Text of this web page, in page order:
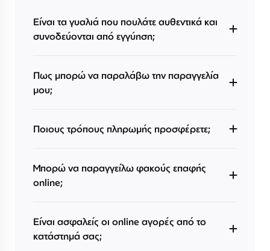
Είναι τα γυαλιά που πουλάτε αυθεντικά και
συνοδεύονται από εγγύηση;
Πως μπορώ να παραλάβω την παραγγελία
μου;
Ποιους τρόπους πληρωμής προσφέρετε;
Μπορώ να παραγγείλω φακούς επαφής
online;
Είναι ασφαλείς οι online αγορές από το
κατάστημά σας;